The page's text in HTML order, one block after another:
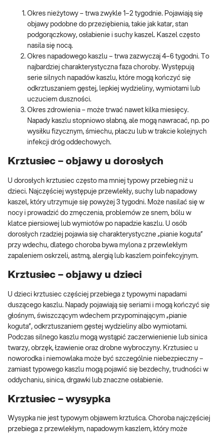
Okres nieżytowy – trwa zwykle 1–2 tygodnie. Pojawiają się
objawy podobne do przeziębienia, takie jak katar, stan
podgorączkowy, osłabienie i suchy kaszel. Kaszel często
nasila się nocą.
Okres napadowego kaszlu – trwa zazwyczaj 4–6 tygodni. To
najbardziej charakterystyczna faza choroby. Występują
serie silnych napadów kaszlu, które mogą kończyć się
odkrztuszaniem gęstej, lepkiej wydzieliny, wymiotami lub
uczuciem duszności.
Okres zdrowienia – może trwać nawet kilka miesięcy.
Napady kaszlu stopniowo słabną, ale mogą nawracać, np. po
wysiłku fizycznym, śmiechu, płaczu lub w trakcie kolejnych
infekcji dróg oddechowych.
Krztusiec – objawy u dorosłych
U dorosłych krztusiec często ma mniej typowy przebieg niż u
dzieci. Najczęściej występuje przewlekły, suchy lub napadowy
kaszel, który utrzymuje się powyżej 3 tygodni. Może nasilać się w
nocy i prowadzić do zmęczenia, problemów ze snem, bólu w
klatce piersiowej lub wymiotów po napadzie kaszlu. U osób
dorosłych rzadziej pojawia się charakterystyczne „pianie koguta”
przy wdechu, dlatego choroba bywa mylona z przewlekłym
zapaleniem oskrzeli, astmą, alergią lub kaszlem poinfekcyjnym.
Krztusiec – objawy u dzieci
U dzieci krztusiec częściej przebiega z typowymi napadami
duszącego kaszlu. Napady pojawiają się seriami i mogą kończyć się
głośnym, świszczącym wdechem przypominającym „pianie
koguta”, odkrztuszaniem gęstej wydzieliny albo wymiotami.
Podczas silnego kaszlu mogą wystąpić zaczerwienienie lub sinica
twarzy, obrzęk, łzawienie oraz drobne wybroczyny. Krztusiec u
noworodka i niemowlaka może być szczególnie niebezpieczny –
zamiast typowego kaszlu mogą pojawić się bezdechy, trudności w
oddychaniu, sinica, drgawki lub znaczne osłabienie.
Krztusiec – wysypka
Wysypka nie jest typowym objawem krztuśca. Choroba najczęściej
przebiega z przewlekłym, napadowym kaszlem, który może